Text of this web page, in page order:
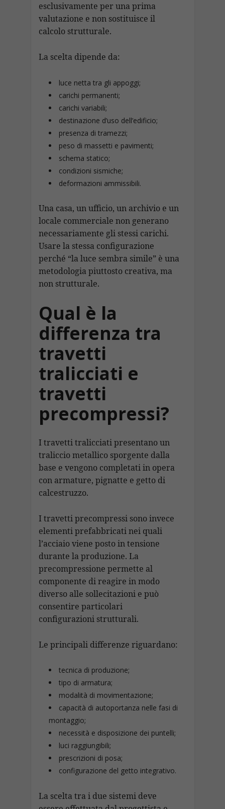
esclusivamente per una prima
valutazione e non sostituisce il
calcolo strutturale.
La scelta dipende da:
luce netta tra gli appoggi;
carichi permanenti;
carichi variabili;
destinazione d’uso dell’edificio;
presenza di tramezzi;
peso di massetti e pavimenti;
schema statico;
condizioni sismiche;
deformazioni ammissibili.
Una casa, un ufficio, un archivio e un
locale commerciale non generano
necessariamente gli stessi carichi.
Usare la stessa configurazione
perché “la luce sembra simile” è una
metodologia piuttosto creativa, ma
non strutturale.
Qual è la
differenza tra
travetti
tralicciati e
travetti
precompressi?
I travetti tralicciati presentano un
traliccio metallico sporgente dalla
base e vengono completati in opera
con armature, pignatte e getto di
calcestruzzo.
I travetti precompressi sono invece
elementi prefabbricati nei quali
l’acciaio viene posto in tensione
durante la produzione. La
precompressione permette al
componente di reagire in modo
diverso alle sollecitazioni e può
consentire particolari
configurazioni strutturali.
Le principali differenze riguardano:
tecnica di produzione;
tipo di armatura;
modalità di movimentazione;
capacità di autoportanza nelle fasi di
montaggio;
necessità e disposizione dei puntelli;
luci raggiungibili;
prescrizioni di posa;
configurazione del getto integrativo.
La scelta tra i due sistemi deve